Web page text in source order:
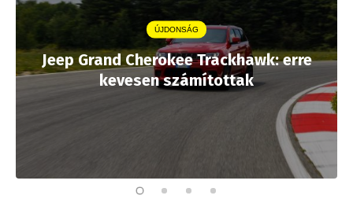
ÚJDONSÁG
Jeep Grand Cherokee Trackhawk: erre
kevesen számítottak